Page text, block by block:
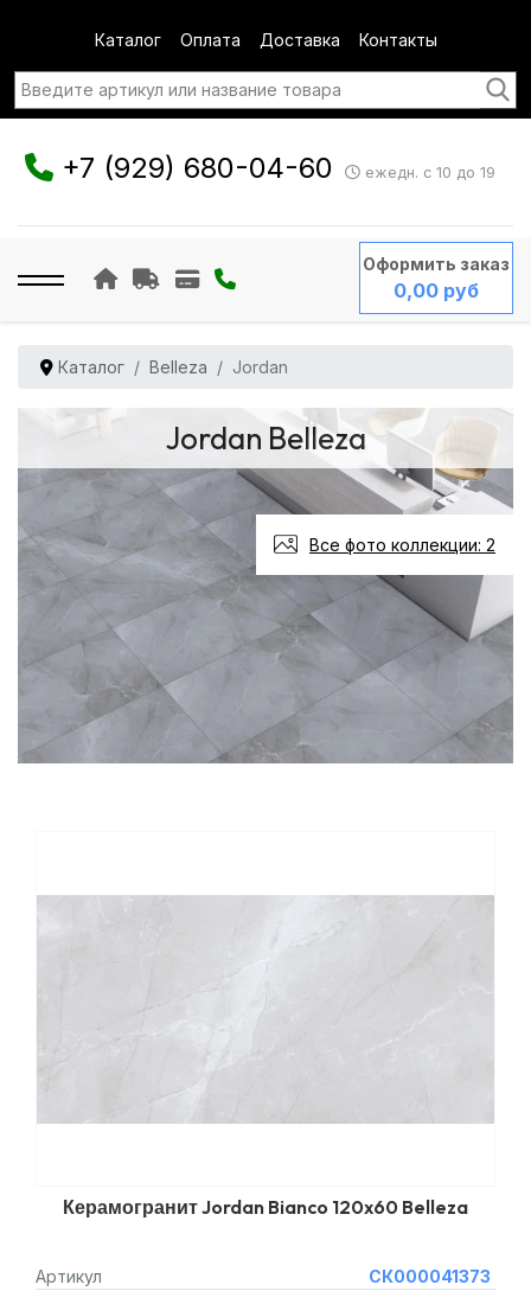
Каталог Оплата Доставка Контакты
+7 (929) 680-04-60 ежедн. с 10 до 19
Оформить заказ
0,00 руб
Каталог Belleza Jordan
Jordan Belleza
Все фото коллекции: 2
Керамогранит Jordan Bianco 120x60 Belleza
Артикул
СК000041373